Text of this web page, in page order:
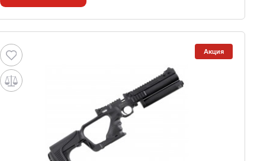
Акция